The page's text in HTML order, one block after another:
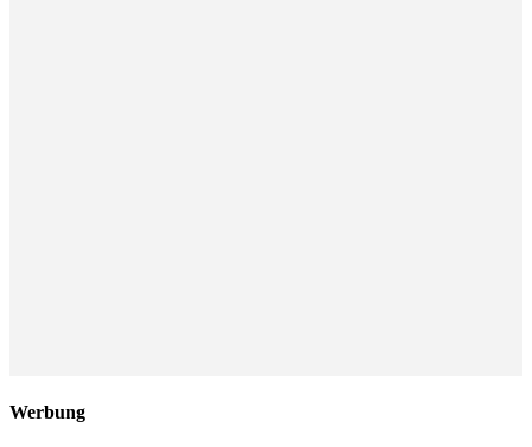
Werbung